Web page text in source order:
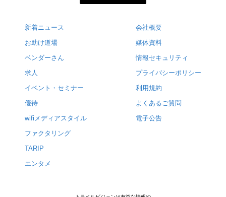
新着ニュース
お助け道場
ベンダーさん
求人
イベント・セミナー
優待
wifiメディアスタイル
ファクタリング
TARIP
エンタメ
会社概要
媒体資料
情報セキュリティ
プライバシーポリシー
利用規約
よくあるご質問
電子公告